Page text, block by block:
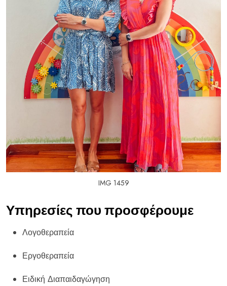
IMG 1459
Υπηρεσίες που προσφέρουμε
Λογοθεραπεία
Εργοθεραπεία
Ειδική Διαπαιδαγώγηση